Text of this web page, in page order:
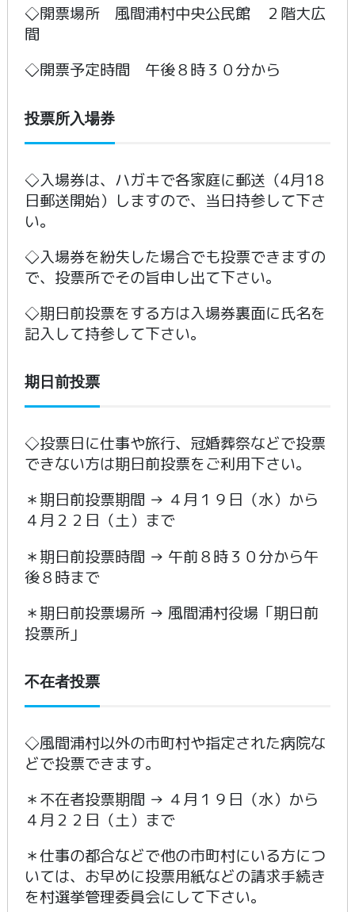
◇開票場所 風間浦村中央公民館 ２階大広
間
◇開票予定時間 午後８時３０分から
投票所入場券
◇入場券は、ハガキで各家庭に郵送（4月18
日郵送開始）しますので、当日持参して下さ
い。
◇入場券を紛失した場合でも投票できますの
で、投票所でその旨申し出て下さい。
◇期日前投票をする方は入場券裏面に氏名を
記入して持参して下さい。
期日前投票
◇投票日に仕事や旅行、冠婚葬祭などで投票
できない方は期日前投票をご利用下さい。
＊期日前投票期間 → ４月１９日（水）から
４月２２日（土）まで
＊期日前投票時間 → 午前８時３０分から午
後８時まで
＊期日前投票場所 → 風間浦村役場「期日前
投票所」
不在者投票
◇風間浦村以外の市町村や指定された病院な
どで投票できます。
＊不在者投票期間 → ４月１９日（水）から
４月２２日（土）まで
＊仕事の都合などで他の市町村にいる方につ
いては、お早めに投票用紙などの請求手続き
を村選挙管理委員会にして下さい。